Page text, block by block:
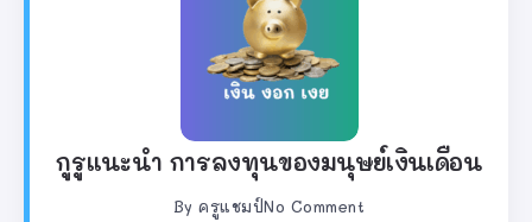
กูรูแนะนำ การลงทุนของมนุษย์เงินเดือน
By ครูแชมป์No Comment